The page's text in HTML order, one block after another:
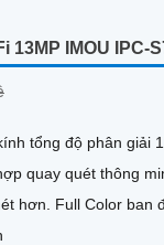
13MP IMOU IPC-
tổng độ phân giải
quay quét thông
hơn. Full Color ban